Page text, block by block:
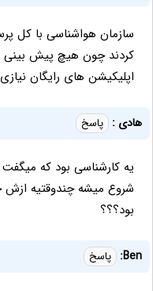
سازمان هواشناسی با کل
کردند چون هیچ پیش بینی
اپلیکیشن های رایگان
هادی : پاسخ
شروع میشه چندوقتیه
بود؟؟؟
Ben: پاسخ